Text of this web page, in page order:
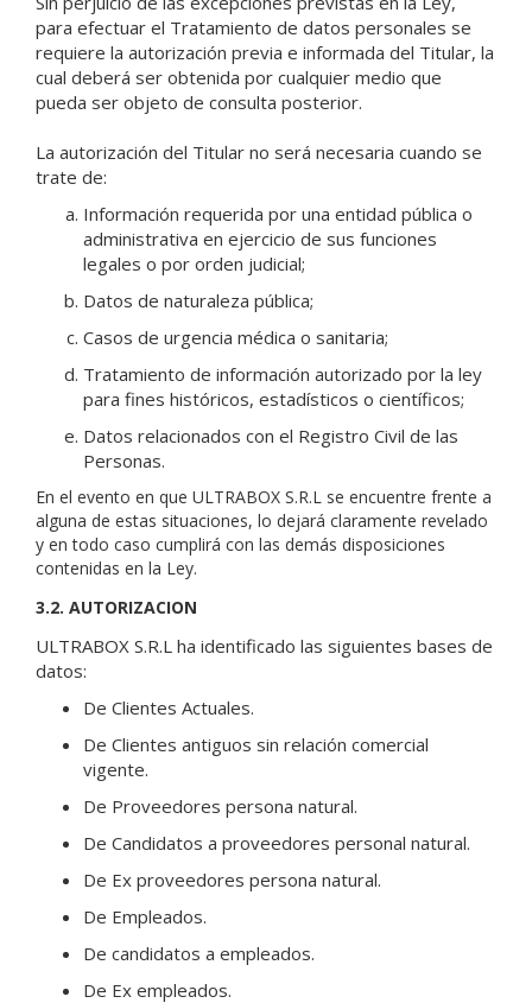
para efectuar el Tratamiento de datos personales se
requiere la autorización previa e informada del Titular, la
cual deberá ser obtenida por cualquier medio que
pueda ser objeto de consulta posterior.
La autorización del Titular no será necesaria cuando se
trate de:
Información requerida por una entidad pública o
administrativa en ejercicio de sus funciones
legales o por orden judicial;
Datos de naturaleza pública;
Casos de urgencia médica o sanitaria;
Tratamiento de información autorizado por la ley
para fines históricos, estadísticos o científicos;
Datos relacionados con el Registro Civil de las
Personas.
En el evento en que ULTRABOX S.R.L se encuentre frente a
alguna de estas situaciones, lo dejará claramente revelado
y en todo caso cumplirá con las demás disposiciones
contenidas en la Ley.
3.2. AUTORIZACION
ULTRABOX S.R.L ha identificado las siguientes bases de
datos:
De Clientes Actuales.
De Clientes antiguos sin relación comercial
vigente.
De Proveedores persona natural.
De Candidatos a proveedores personal natural.
De Ex proveedores persona natural.
De Empleados.
De candidatos a empleados.
De Ex empleados.